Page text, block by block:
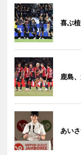
喜ぶ
鹿島
あい